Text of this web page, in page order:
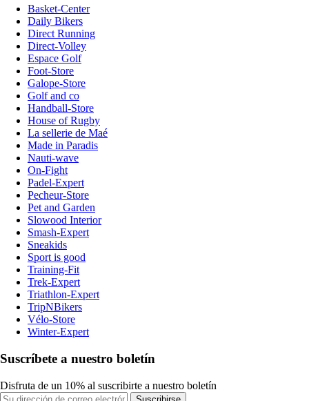
Basket-Center
Daily Bikers
Direct Running
Direct-Volley
Espace Golf
Foot-Store
Galope-Store
Golf and co
Handball-Store
House of Rugby
La sellerie de Maé
Made in Paradis
Nauti-wave
On-Fight
Padel-Expert
Pecheur-Store
Pet and Garden
Slowood Interior
Smash-Expert
Sneakids
Sport is good
Training-Fit
Trek-Expert
Triathlon-Expert
TripNBikers
Vélo-Store
Winter-Expert
Suscríbete a nuestro boletín
Disfruta de un 10% al suscribirte a nuestro boletín